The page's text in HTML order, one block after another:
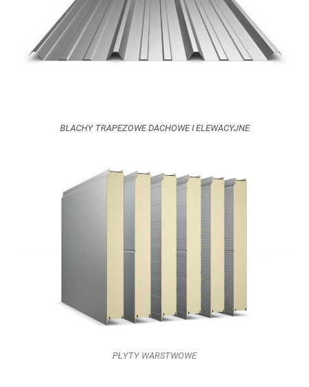
BLACHY TRAPEZOWE DACHOWE I ELEWACYJNE
PŁYTY WARSTWOWE